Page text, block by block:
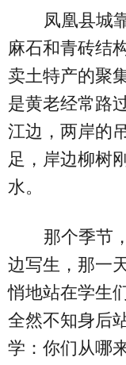
凤凰县城
麻石和青砖结
卖土特产的聚
是黄老经常路
江边，两岸的
足，岸边柳树
水。
那个季节
边写生，那一
悄地站在学生
全然不知身后
学：你们从哪